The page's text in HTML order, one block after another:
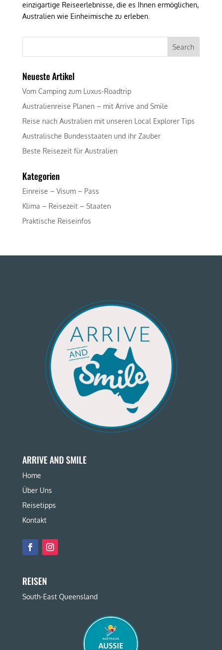
einzigartige Reiseerlebnisse, die es Ihnen ermöglichen,
Australien wie Einheimische zu erleben.
Neueste Artikel
Vom Camping zum Luxus-Roadtrip
Australienreise Planen – mit Arrive and Smile
Reise nach Australien mit unseren Local Explorer Tips
Australische Bundesstaaten und ihr Zauber
Beste Reisezeit für Australien
Kategorien
Einreise – Visum – Pass
Klima – Reisezeit – Staaten
Praktische Reiseinfos
ARRIVE AND SMILE
Home
Über Uns
Reisetipps
Kontakt
REISEN
South-East Queensland